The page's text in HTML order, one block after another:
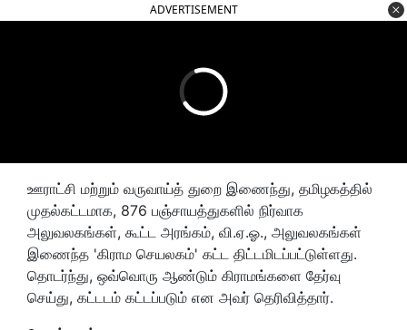
ADVERTISEMENT
ஊராட்சி மற்றும் வருவாய்த் துறை இணைந்து, தமிழகத்தில்
முதல்கட்டமாக, 876 பஞ்சாயத்துகளில் நிர்வாக
அலுவலகங்கள், கூட்ட அரங்கம், வி.ஏ.ஓ., அலுவலகங்கள்
இணைந்த 'கிராம செயலகம்' கட்ட திட்டமிடப்பட்டுள்ளது.
தொடர்ந்து, ஒவ்வொரு ஆண்டும் கிராமங்களை தேர்வு
செய்து, கட்டடம் கட்டப்படும் என அவர் தெரிவித்தார்.